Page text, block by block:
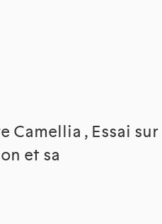
Camellia , Essai sur
et sa